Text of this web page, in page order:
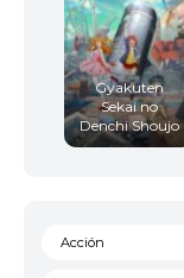
12 <img
Gyakuten
Sekai no
Denchi Shoujo
Acción